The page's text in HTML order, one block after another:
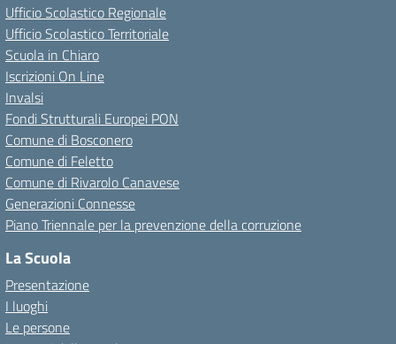
Ufficio Scolastico Regionale
Ufficio Scolastico Territoriale
Scuola in Chiaro
Iscrizioni On Line
Invalsi
Fondi Strutturali Europei PON
Comune di Bosconero
Comune di Feletto
Comune di Rivarolo Canavese
Generazioni Connesse
Piano Triennale per la prevenzione della corruzione
La Scuola
Presentazione
I luoghi
Le persone